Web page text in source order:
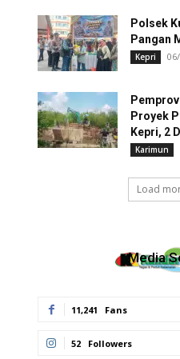
Polsek
Pangan
Kepri
Proyek
Kepri, 2
Karimun
Load
Media
11,241 Fans
52 Followers